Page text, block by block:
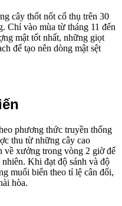
cây thốt nốt cổ thụ trên 30
Chỉ vào mùa từ tháng 11 đến
mật tốt nhất, những giọt
để tạo nên dòng mật sệt
phương thức truyền thống
thu từ những cây cao
về xưởng trong vòng 2 giờ để
Khi đạt độ sánh và độ
muối biển theo tỉ lệ cân đối,
hòa.